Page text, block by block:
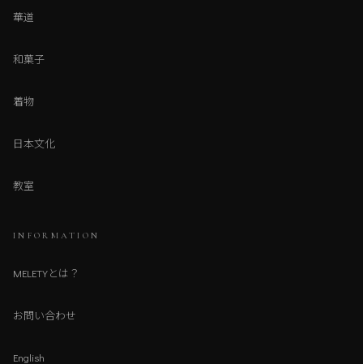
華道
和菓子
着物
日本文化
教室
INFORMATION
MELETYとは？
お問い合わせ
English